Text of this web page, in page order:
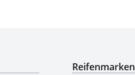
Reifenmarken